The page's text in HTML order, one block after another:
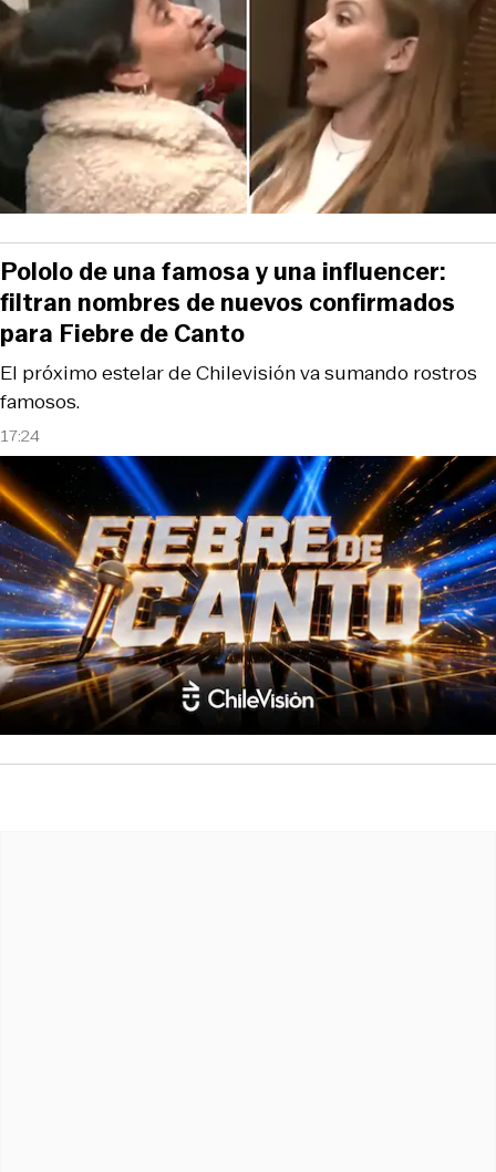
17:24
El próximo estelar de Chilevisión va sumando rostros
famosos.
Pololo de una famosa y una influencer:
filtran nombres de nuevos confirmados
para Fiebre de Canto